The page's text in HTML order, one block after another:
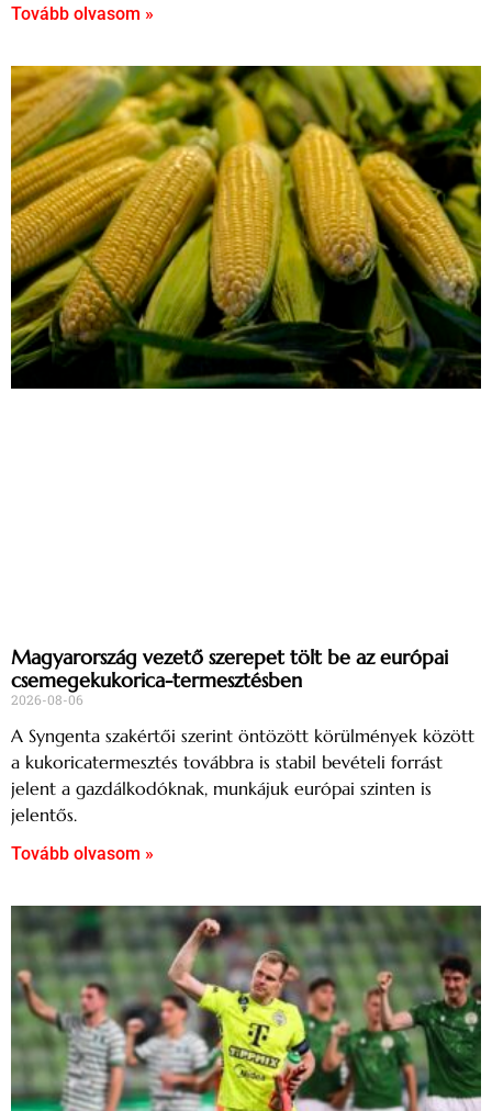
Tovább olvasom »
Magyarország vezető szerepet tölt be az európai
csemegekukorica-termesztésben
2026-08-06
A Syngenta szakértői szerint öntözött körülmények között
a kukoricatermesztés továbbra is stabil bevételi forrást
jelent a gazdálkodóknak, munkájuk európai szinten is
jelentős.
Tovább olvasom »